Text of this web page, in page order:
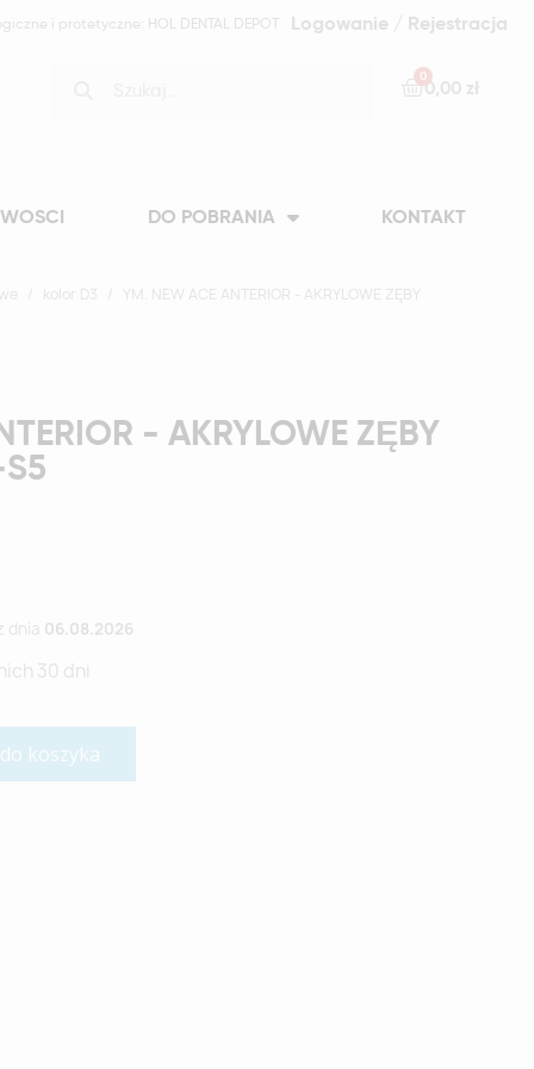
i protetyczne: HOL DENTAL DEPOT Logowanie / Rejestracja
0,00 zł
DO POBRANIA KONTAKT
kolor D3 YM. NEW ACE ANTERIOR - AKRYLOWE ZĘBY
- AKRYLOWE ZĘBY
dnia 06.08.2026
30 dni
koszyka